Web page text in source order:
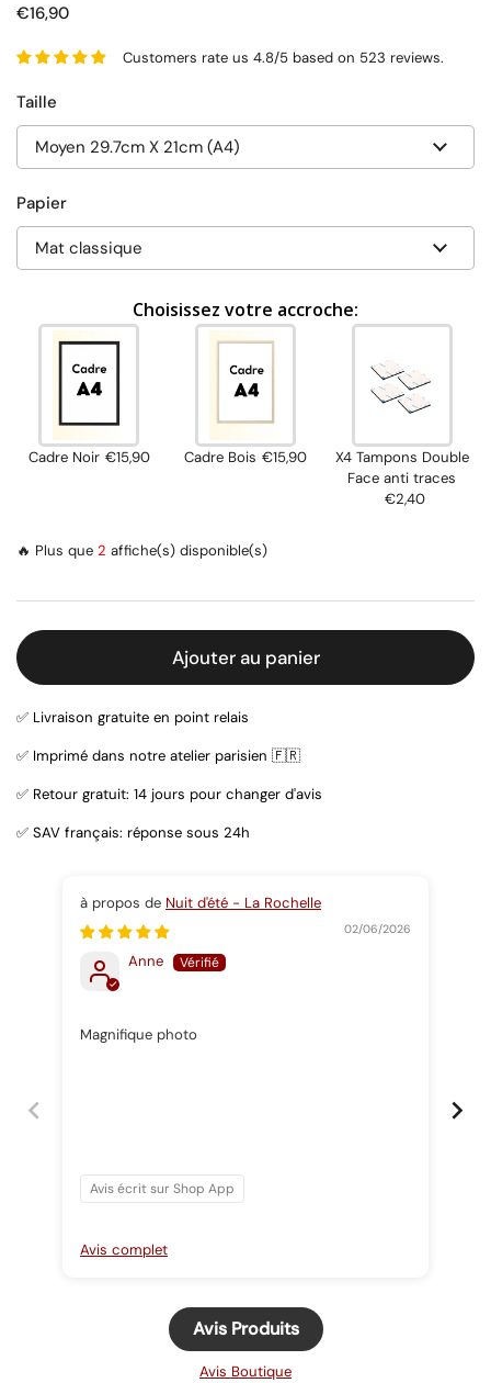
€16,90
Customers rate us 4.8/5 based on 523 reviews.
Taille
Papier
Choisissez votre accroche:
Cadre Noir €15,90 Cadre Bois €15,90
X4 Tampons Double
Face anti traces
€2,40
🔥 Plus que 2 affiche(s) disponible(s)
Ajouter au panier
✅ Livraison gratuite en point relais
✅ Imprimé dans notre atelier parisien 🇫🇷
✅ Retour gratuit: 14 jours pour changer d'avis
✅ SAV français: réponse sous 24h
Nuit d'été - La Rochelle
02/06/2026
Anne
Magnifique photo
Avis écrit sur Shop App
Avis complet
Avis Produits
Avis Boutique